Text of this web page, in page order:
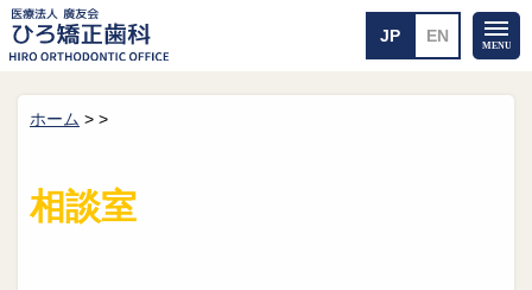
ホーム
院長紹介
ホーム > >
相談室